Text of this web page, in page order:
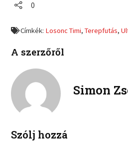
b
o
n
i
k
n
n
r
0
Címkék: Losonc Timi,Terepfutás,
A szerzőről
Simon
Szólj hozzá